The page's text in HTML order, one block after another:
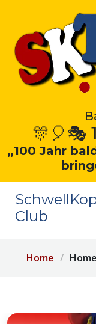
🎊🎈🎭
„100 Jahr
Club
Home Home